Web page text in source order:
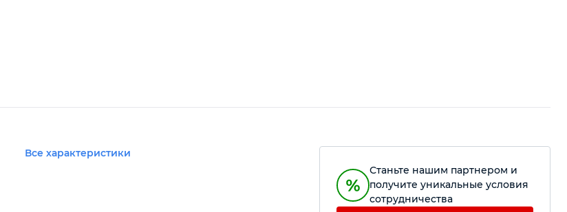
Все характеристики
Станьте нашим партнером и
получите уникальные условия
сотрудничества